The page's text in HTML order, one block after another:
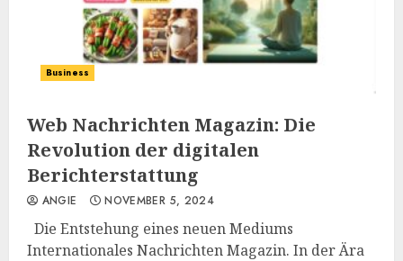
Business
Web Nachrichten Magazin: Die
Revolution der digitalen
Berichterstattung
ANGIE NOVEMBER 5, 2024
Die Entstehung eines neuen Mediums
Internationales Nachrichten Magazin. In der Ära